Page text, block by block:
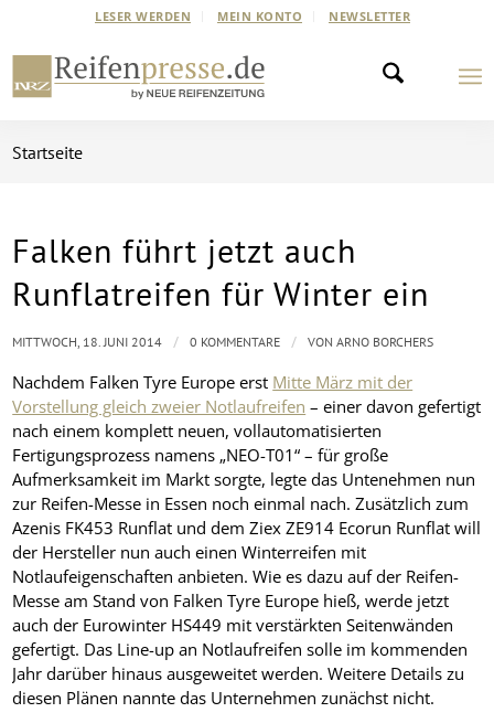
LESER WERDEN MEIN KONTO NEWSLETTER
Startseite
Falken führt jetzt auch
Runflatreifen für Winter ein
Nachdem Falken Tyre Europe erst Mitte März mit der
Vorstellung gleich zweier Notlaufreifen – einer davon gefertigt
nach einem komplett neuen, vollautomatisierten
Fertigungsprozess namens „NEO-T01“ – für große
Aufmerksamkeit im Markt sorgte, legte das Untenehmen nun
zur Reifen-Messe in Essen noch einmal nach. Zusätzlich zum
Azenis FK453 Runflat und dem Ziex ZE914 Ecorun Runflat will
der Hersteller nun auch einen Winterreifen mit
Notlaufeigenschaften anbieten. Wie es dazu auf der Reifen-
Messe am Stand von Falken Tyre Europe hieß, werde jetzt
auch der Eurowinter HS449 mit verstärkten Seitenwänden
gefertigt. Das Line-up an Notlaufreifen solle im kommenden
Jahr darüber hinaus ausgeweitet werden. Weitere Details zu
diesen Plänen nannte das Unternehmen zunächst nicht.
MITTWOCH, 18. JUNI 2014 / 0 KOMMENTARE / VONARNO BORCHERS